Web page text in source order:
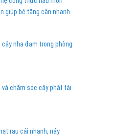
giúp bé tăng cân nhanh
cây nha đam trong phòng
và chăm sóc cây phát tài
rau cải nhanh, nảy